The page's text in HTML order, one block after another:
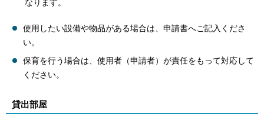
なります。
使用したい設備や物品がある場合は、申請書へご記入くださ
い。
保育を行う場合は、使用者（申請者）が責任をもって対応して
ください。
貸出部屋